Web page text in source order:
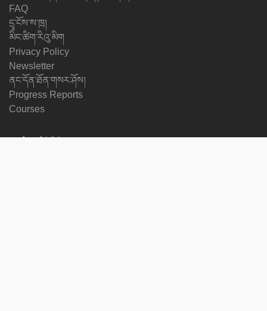
FAQ
དྲྭ་ངོས་ས་ཁྲ།
མིང་ཚིག་རིའུ་མིག
Privacy Policy
Newsletter
ནང་དོན་ཐོན་གསར་ཤོས།
Progress Reports
Courses